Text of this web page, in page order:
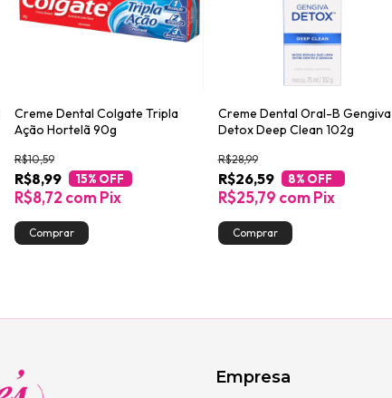
Creme Dental Colgate Tripla
Ação Hortelã 90g
R$8,99
R$10,59
15% OFF
R$8,72 com Pix
Creme Dental Oral-B Gengiva
Detox Deep Clean 102g
R$26,59
R$28,99
8% OFF
R$25,79 com Pix
Empresa